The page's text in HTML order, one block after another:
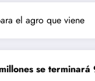
el agro que viene
9 meses